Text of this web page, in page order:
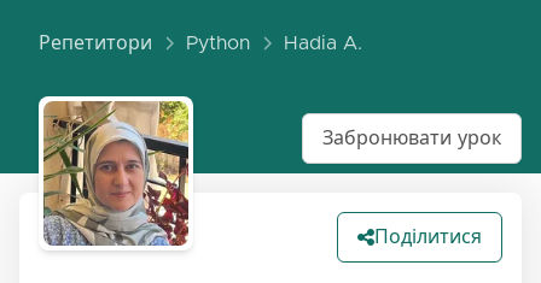
Репетитори Python Hadia A.
Забронювати урок
Поділитися